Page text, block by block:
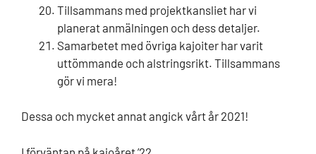
Tillsammans med projektkansliet har vi
planerat anmälningen och dess detaljer.
Samarbetet med övriga kajoiter har varit
uttömmande och alstringsrikt. Tillsammans
gör vi mera!
Dessa och mycket annat angick vårt år 2021!